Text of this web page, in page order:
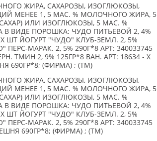
ЖИРА, САХАРОЗЫ, ИЗОГЛЮКОЗЫ,
МЕНЕЕ 1, 5 МАС. % МОЛОЧНОГО ЖИРА, 5
ИЛИ ИЗОГЛЮКОЗЫ, 5 МАС. %
ВИДЕ ПОРОШКА: ЧУДО ПИТЬЕВОЙ 2, 4%
ШТ ЙОГУРТ "ЧУДО" КЛУБ-ЗЕМЛ. 2, 5%
ПЕРС-МАРАК. 2, 5% 290Г*8 АРТ: 340033745
ТМИН 2, 9% 125ГР*8 ВАН. АРТ: 18634 - X
690ГР*8; (ФИРМА) ; (TM)
ЖИРА, САХАРОЗЫ, ИЗОГЛЮКОЗЫ,
МЕНЕЕ 1, 5 МАС. % МОЛОЧНОГО ЖИРА, 5
ИЛИ ИЗОГЛЮКОЗЫ, 5 МАС. %
ВИДЕ ПОРОШКА: ЧУДО ПИТЬЕВОЙ 2, 4%
ШТ ЙОГУРТ "ЧУДО" КЛУБ-ЗЕМЛ. 2, 5%
ПЕРС-МАРАК. 2, 5% 290Г*8 АРТ: 340033745
690ГР*8; (ФИРМА) ; (TM)